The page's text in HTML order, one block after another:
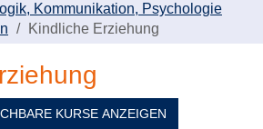
Kommunikation, Psychologie
Kindliche Erziehung
KURSE ANZEIGEN